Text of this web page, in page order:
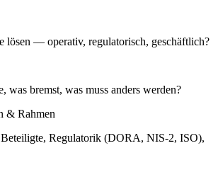
lösen — operativ, regulatorisch, geschäftlich?
was bremst, was muss anders werden?
& Rahmen
Beteiligte, Regulatorik (DORA, NIS-2, ISO),